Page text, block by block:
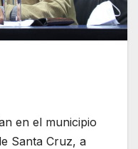
en el municipio
Santa Cruz, a